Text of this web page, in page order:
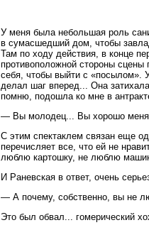
У меня была небольшая роль
в сумасшедший дом, чтобы
Там по ходу действия, в конце
противоположной стороны
себя, чтобы выйти с «посылом».
делал шаг вперед... Она
помню, подошла ко мне в
— Вы молодец... Вы хорошо меня
С этим спектаклем связан еще
перечисляет все, что ей не
люблю картошку, не люблю
И Раневская в ответ, очень
— А почему, собственно, вы не
Это был обвал... гомерический